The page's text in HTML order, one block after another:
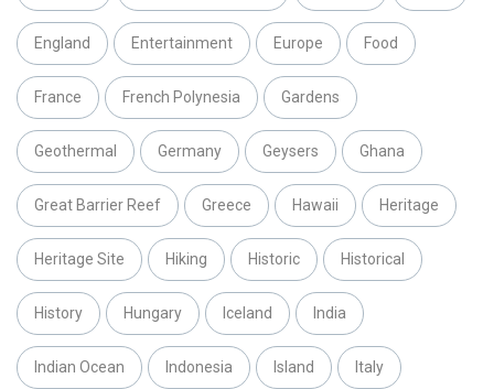
England Entertainment Europe Food
France French Polynesia Gardens
Geothermal Germany Geysers Ghana
Great Barrier Reef Greece Hawaii Heritage
Heritage Site Hiking Historic Historical
History Hungary Iceland India
Indian Ocean Indonesia Island Italy